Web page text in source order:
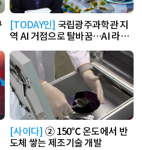
[TODAY인] 국립광주과학관 지
역 AI 거점으로 탈바꿈…AI 라운
[사이다] ② 150℃ 온도에서 반
도체 쌓는 제조기술 개발